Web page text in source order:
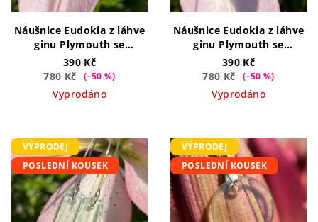
Náušnice Eudokia z láhve
ginu Plymouth se
třpytkami na dlouhém
háčku
390 Kč
780 Kč
(–50 %)
Vyprodáno
Náušnice Eudokia z láhve
ginu Plymouth se
třpytkami na kroužku
390 Kč
780 Kč
(–50 %)
Vyprodáno
VÝPRODEJ
POSLEDNÍ KOUSEK
VÝPRODEJ
POSLEDNÍ KOUSEK